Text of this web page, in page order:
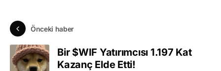
Önceki haber
Bir $WIF Yatırımcısı 1.197 Kat
Kazanç Elde Etti!